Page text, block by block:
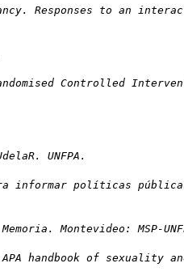
Responses to an
Controlled
UNFPA.
informar políticas
Montevideo: MSP-
handbook of sexuality